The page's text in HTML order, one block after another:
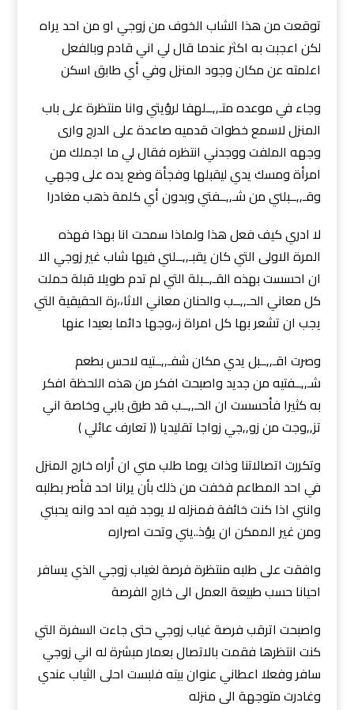
توقعت من هذا الشاب الخوف من زوجي او من احد يراه
لكن اعجبت به اكثر عندما قال لي اني قادم وبالفعل
اعلمته عن مكان وجود المنزل وفي أي طابق اسكن
وجاء في موعده متـ,,ــلهفا لرؤيتي وانا منتظرة على باب
المنزل لاسمع خطوات قدميه صاعدة على الدرج وارى
وجهه الملفت ووجدني انتظره فقال لي ما اجملك من
امرأة ومسك يدي ليقبلها وفجأة وضع يده على وجهي
وقـ,,ــبلني من شـ,,ــفتي وبدون أي كلمة ذهب مغادرا
لا ادري كيف فعل هذا ولماذا سمحت انا بهذا فهذه
المرة الاولى التي كان يقبـ,,ــلني فيها شاب غير زوجي الا
ان احسست بهذه القـ,ــبلة التي لم تدم طويلا قبلة حملت
كل معاني الحـ,,ــب والحنان معاني الاثا،،رة الحقيقية التي
يجب ان تشعر بها كل امراة ز،،وجها دائما بعيدا عنها
وصرت اقـ,,ــبل يدي مكان شفـ,,ــتيه لاحس بطعم
شـ,,ــفتيه من جديد واصبحت افكر من هذه اللحظة افكر
به كثيرا فأحسست ان الحـ,,ــب قد طرق بابي وخاصة اني
تز,,وجت من زو,,جي زواجا تقليديا (( تعارف عائلي )
وتكررت اتصالاتنا وذات يوما طلب مني ان أراه خارج المنزل
في احد المطاعم فخفت من ذلك بأن يرانا احد فأصر بطلبه
وانني اذا كنت خائفة فمنزله لا يوجد فيه احد وانه يحبني
ومن غير الممكن ان يؤذ..يني وتحت اصراره
وافقت على طلبه منتظرة فرصة لغياب زوجي الذي يسافر
احيانا حسب طبيعة العمل الى خارج الفرصة
واصبحت اترقب فرصة غياب زوجي حتى جاءت السفرة التي
كنت انتظرها فقمت بالاتصال بعمار مبشرة له اني زوجي
سافر وفعلا اعطاني عنوان بيته فلبست احلى الثياب عندي
وغادرت متوجهة الى منزله